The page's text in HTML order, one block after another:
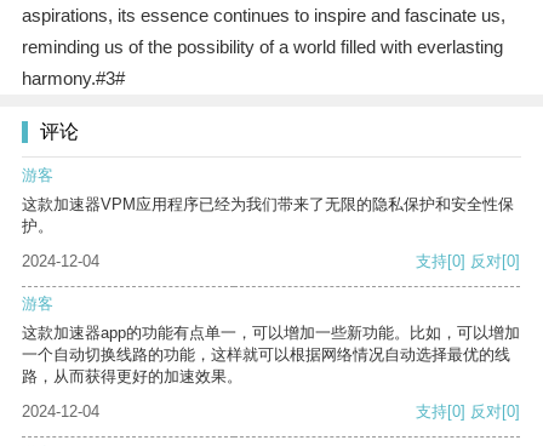
aspirations, its essence continues to inspire and fascinate us,
reminding us of the possibility of a world filled with everlasting
harmony.#3#
评论
游客
这款加速器VPM应用程序已经为我们带来了无限的隐私保护和安全性保
护。
2024-12-04
支持[0] 反对[0]
游客
这款加速器app的功能有点单一，可以增加一些新功能。比如，可以增加
一个自动切换线路的功能，这样就可以根据网络情况自动选择最优的线
路，从而获得更好的加速效果。
2024-12-04
支持[0] 反对[0]